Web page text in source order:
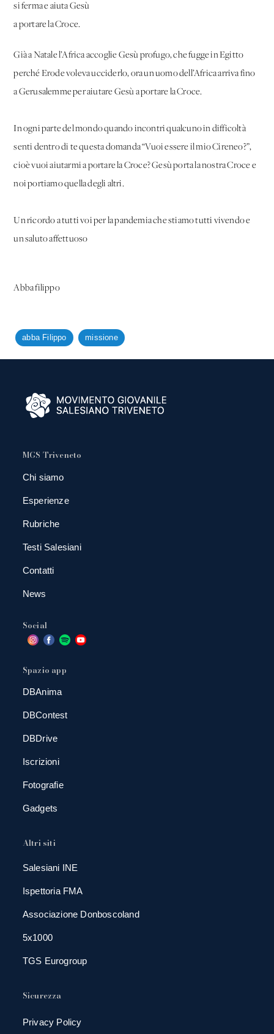
si ferma e aiuta Gesù
a portare la Croce.
Già a Natale l’Africa accoglie Gesù profugo, che fugge in Egitto
perché Erode voleva ucciderlo, ora un uomo dell’Africa arriva fino
a Gerusalemme per aiutare Gesù a portare la Croce.
In ogni parte del mondo quando incontri qualcuno in difficoltà
senti dentro di te questa domanda “Vuoi essere il mio Cireneo?”,
cioè vuoi aiutarmi a portare la Croce? Gesù porta la nostra Croce e
noi portiamo quella degli altri.
Un ricordo a tutti voi per la pandemia che stiamo tutti vivendo e
un saluto affettuoso
Abba filippo
abba Filippo missione
MGS Triveneto
Chi siamo
Esperienze
Rubriche
Testi Salesiani
Contatti
News
Social
Spazio app
DBAnima
DBContest
DBDrive
Iscrizioni
Fotografie
Gadgets
Altri siti
Salesiani INE
Ispettoria FMA
Associazione Donboscoland
5x1000
TGS Eurogroup
Sicurezza
Privacy Policy